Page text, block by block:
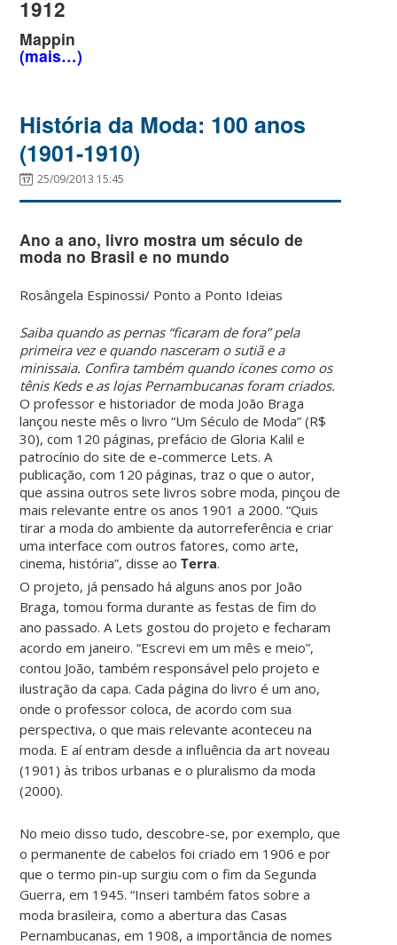
1912
Mappin
(mais…)
História da Moda: 100 anos
(1901-1910)
25/09/2013 15:45
Ano a ano, livro mostra um século de
moda no Brasil e no mundo
Rosângela Espinossi/ Ponto a Ponto Ideias
Saiba quando as pernas “ficaram de fora” pela
primeira vez e quando nasceram o sutiã e a
minissaia. Confira também quando ícones como os
tênis Keds e as lojas Pernambucanas foram criados.
O professor e historiador de moda João Braga
lançou neste mês o livro “Um Século de Moda” (R$
30), com 120 páginas, prefácio de Gloria Kalil e
patrocínio do site de e-commerce Lets. A
publicação, com 120 páginas, traz o que o autor,
que assina outros sete livros sobre moda, pinçou de
mais relevante entre os anos 1901 a 2000. “Quis
tirar a moda do ambiente da autorreferência e criar
uma interface com outros fatores, como arte,
cinema, história”, disse aoTerra.
O projeto, já pensado há alguns anos por João
Braga, tomou forma durante as festas de fim do
ano passado. A Lets gostou do projeto e fecharam
acordo em janeiro. “Escrevi em um mês e meio”,
contou João, também responsável pelo projeto e
ilustração da capa. Cada página do livro é um ano,
onde o professor coloca, de acordo com sua
perspectiva, o que mais relevante aconteceu na
moda. E aí entram desde a influência da art noveau
(1901) às tribos urbanas e o pluralismo da moda
(2000).
No meio disso tudo, descobre-se, por exemplo, que
o permanente de cabelos foi criado em 1906 e por
que o termo pin-up surgiu com o fim da Segunda
Guerra, em 1945. “Inseri também fatos sobre a
moda brasileira, como a abertura das Casas
Pernambucanas, em 1908, a importância de nomes